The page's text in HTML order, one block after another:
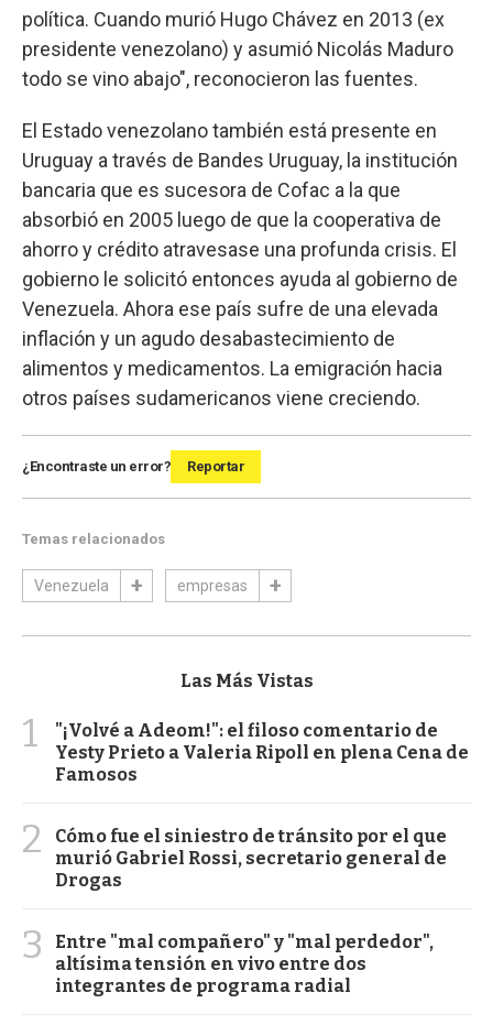
política. Cuando murió Hugo Chávez en 2013 (ex
presidente venezolano) y asumió Nicolás Maduro
todo se vino abajo", reconocieron las fuentes.
El Estado venezolano también está presente en
Uruguay a través de Bandes Uruguay, la institución
bancaria que es sucesora de Cofac a la que
absorbió en 2005 luego de que la cooperativa de
ahorro y crédito atravesase una profunda crisis. El
gobierno le solicitó entonces ayuda al gobierno de
Venezuela. Ahora ese país sufre de una elevada
inflación y un agudo desabastecimiento de
alimentos y medicamentos. La emigración hacia
otros países sudamericanos viene creciendo.
¿Encontraste un error? Reportar
Temas relacionados
Venezuela empresas
Las Más Vistas
1
"¡Volvé a Adeom!": el filoso comentario de
Yesty Prieto a Valeria Ripoll en plena Cena de
Famosos
2
Cómo fue el siniestro de tránsito por el que
murió Gabriel Rossi, secretario general de
Drogas
3
Entre "mal compañero" y "mal perdedor",
altísima tensión en vivo entre dos
integrantes de programa radial